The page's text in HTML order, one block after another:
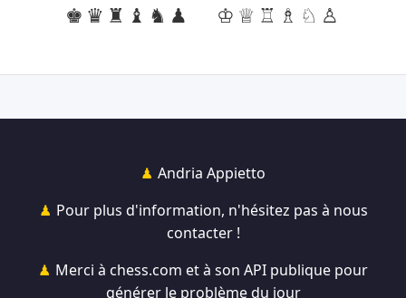
♚♛♜♝♞♟ ♔♕♖♗♘♙
Andria Appietto
Pour plus d'information, n'hésitez pas à nous
contacter !
Merci à chess.com et à son API publique pour
générer le problème du jour